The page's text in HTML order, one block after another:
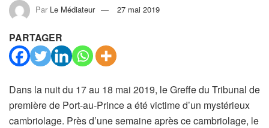
Par Le Médiateur 27 mai 2019
PARTAGER
Dans la nuit du 17 au 18 mai 2019, le Greffe du Tribunal de
première de Port-au-Prince a été victime d’un mystérieux
cambriolage. Près d’une semaine après ce cambriolage, le